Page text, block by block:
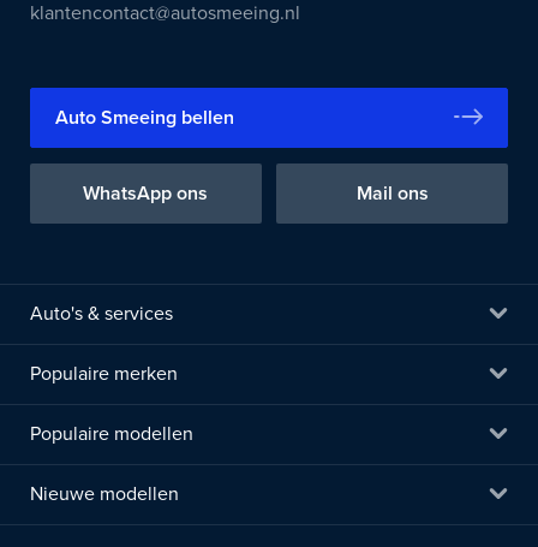
klantencontact@autosmeeing.nl
Auto Smeeing bellen
WhatsApp ons Mail ons
Auto's & services
Populaire merken
Populaire modellen
Nieuwe modellen